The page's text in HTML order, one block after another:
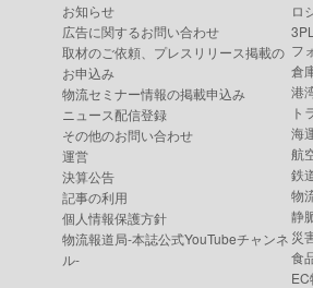
お知らせ
広告に関するお問い合わせ
取材のご依頼、プレスリリース掲載の
お申込み
物流セミナー情報の掲載申込み
ニュース配信登録
その他のお問い合わせ
運営
決算公告
記事の利用
個人情報保護方針
物流報道局-本誌公式YouTubeチャンネ
ル-
ロ
3PL
フ
倉
港
ト
海
航
鉄
物
静
災
食